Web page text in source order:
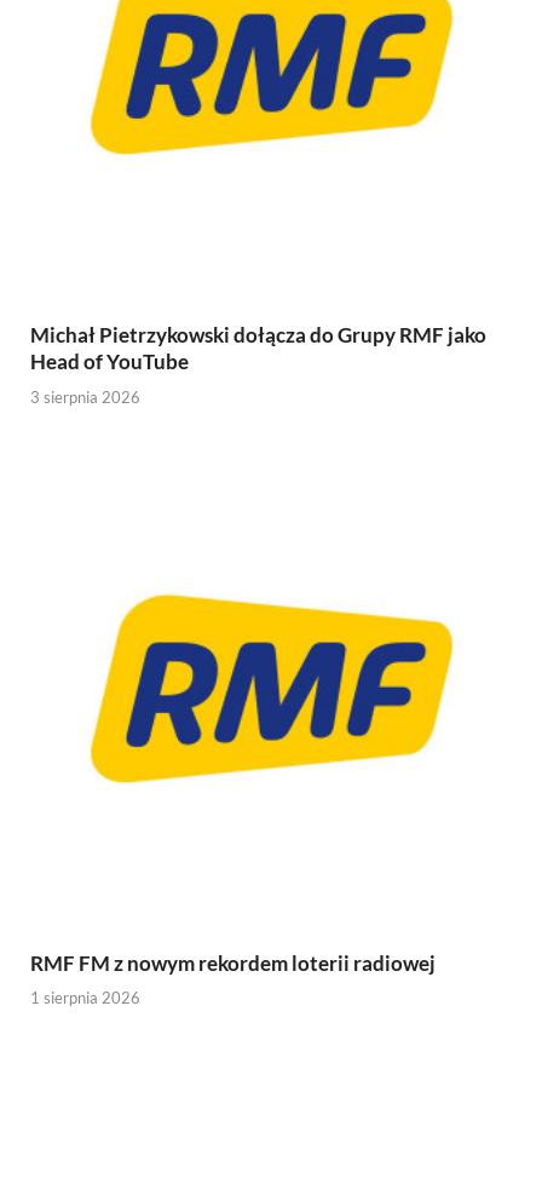
Michał Pietrzykowski dołącza do Grupy RMF jako
Head of YouTube
3 sierpnia 2026
RMF FM z nowym rekordem loterii radiowej
1 sierpnia 2026